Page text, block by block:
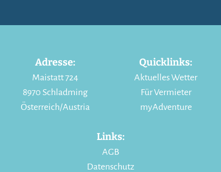
Adresse:
Maistatt 724
8970 Schladming
Österreich/Austria
Quicklinks:
Aktuelles Wetter
Für Vermieter
myAdventure
Links:
AGB
Datenschutz